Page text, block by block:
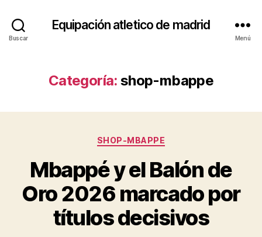
Buscar
Equipación atletico de madrid
Menú
Categoría: shop-mbappe
Categorías
SHOP-MBAPPE
Mbappé y el Balón de
Oro 2026 marcado por
títulos decisivos